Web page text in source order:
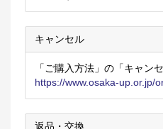
キャンセル
「ご購入方法」の「キャン
https://www.osaka-up.or.jp/
返品・交換